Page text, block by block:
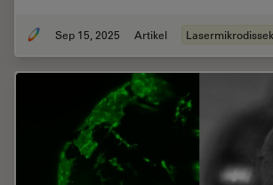
Sep 15, 2025 Artikel